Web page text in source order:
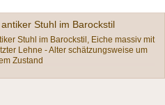
Stuhl im Barockstil
Stuhl im Barockstil, Eiche massiv mit
Lehne - Alter schätzungsweise um
Zustand